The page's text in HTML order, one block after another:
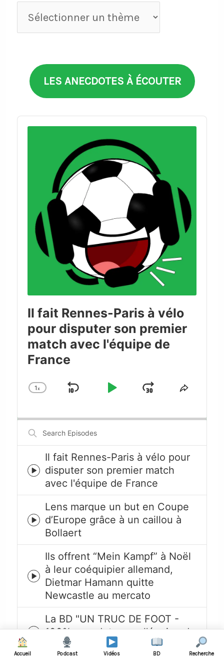
Anecdotes
par
LES ANECDOTES À ÉCOUTER
Audio
Player
Il fait Rennes-Paris à vélo
pour disputer son premier
match avec l'équipe de
France
Change
1x
Skip
Play
JumpShare
Search
Episodes
Episode
play
icon
Il fait Rennes-Paris à vélo pour
disputer son premier match
avec l'équipe de France
Episode
play
icon
Lens marque un but en Coupe
d’Europe grâce à un caillou à
Bollaert
Episode
play
icon
Ils offrent “Mein Kampf” à Noël
à leur coéquipier allemand,
Dietmar Hamann quitte
Newcastle au mercato
La BD "UN TRUC DE FOOT -
100% anecdotes sur l'équipe de
France" est disponible
Accueil Podcast Vidéos BD Recherche